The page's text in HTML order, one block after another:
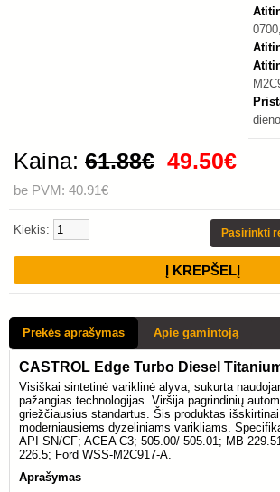
Kaina: 61.88€ 49.50€
be PVM: 40.91€
Kiekis: Pasirinkti
Prekės aprašymas Apie gamintoją
CASTROL Edge Turbo Diesel
Visiškai sintetinė variklinė alyva, sukurta
pažangias technologijas. Viršija pagrindinių
griežčiausius standartus. Šis produktas
moderniausiems dyzeliniams varikliams.
API SN/CF; ACEA C3; 505.00/ 505.01; MB
226.5; Ford WSS-M2C917-A.
Aprašymas